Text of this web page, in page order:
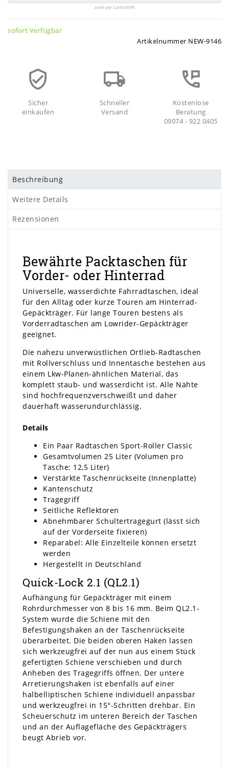
sofort Verfügbar
Artikelnummer NEW-9146
Sicher
einkaufen
Schneller
Versand
Kostenlose
Beratung
09074 - 922 0405
Beschreibung
Weitere Details
Rezensionen
Bewährte Packtaschen für
Vorder- oder Hinterrad
Universelle, wasserdichte Fahrradtaschen, ideal
für den Alltag oder kurze Touren am Hinterrad-
Gepäckträger. Für lange Touren bestens als
Vorderradtaschen am Lowrider-Gepäckträger
geeignet.
Die nahezu unverwüstlichen Ortlieb-Radtaschen
mit Rollverschluss und Innentasche bestehen aus
einem Lkw-Planen-ähnlichen Material, das
komplett staub- und wasserdicht ist. Alle Nähte
sind hochfrequenzverschweißt und daher
dauerhaft wasserundurchlässig.
Details
Ein Paar Radtaschen Sport-Roller Classic
Gesamtvolumen 25 Liter (Volumen pro
Tasche: 12,5 Liter)
Verstärkte Taschenrückseite (Innenplatte)
Kantenschutz
Tragegriff
Seitliche Reflektoren
Abnehmbarer Schultertragegurt (lässt sich
auf der Vorderseite fixieren)
Reparabel: Alle Einzelteile können ersetzt
werden
Hergestellt in Deutschland
Quick-Lock 2.1 (QL2.1)
Aufhängung für Gepäckträger mit einem
Rohrdurchmesser von 8 bis 16 mm. Beim QL2.1-
System wurde die Schiene mit den
Befestigungshaken an der Taschenrückseite
überarbeitet. Die beiden oberen Haken lassen
sich werkzeugfrei auf der nun aus einem Stück
gefertigten Schiene verschieben und durch
Anheben des Tragegriffs öffnen. Der untere
Arretierungshaken ist ebenfalls auf einer
halbelliptischen Schiene individuell anpassbar
und werkzeugfrei in 15°-Schritten drehbar. Ein
Scheuerschutz im unteren Bereich der Taschen
und an der Auflagefläche des Gepäckträgers
beugt Abrieb vor.